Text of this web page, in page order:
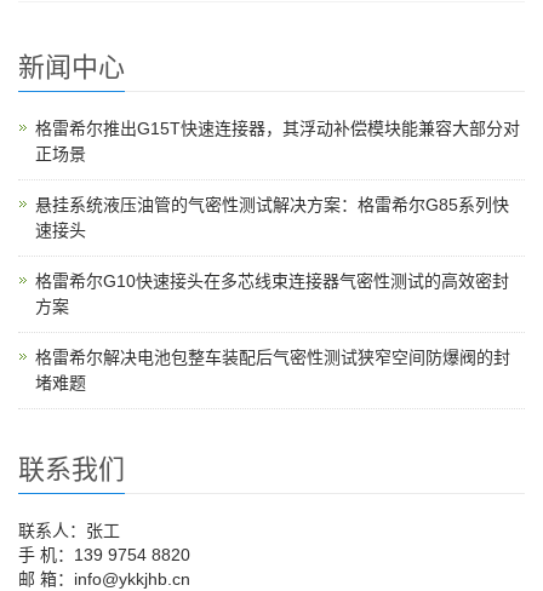
新闻中心
格雷希尔推出G15T快速连接器，其浮动补偿模块能兼容大部分对
正场景
悬挂系统液压油管的气密性测试解决方案：格雷希尔G85系列快
速接头
格雷希尔G10快速接头在多芯线束连接器气密性测试的高效密封
方案
格雷希尔解决电池包整车装配后气密性测试狭窄空间防爆阀的封
堵难题
联系我们
联系人：张工
手 机：139 9754 8820
邮 箱：info@ykkjhb.cn